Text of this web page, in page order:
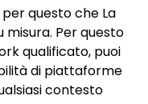
questo che La
misura. Per questo
qualificato, puoi
di piattaforme
contesto